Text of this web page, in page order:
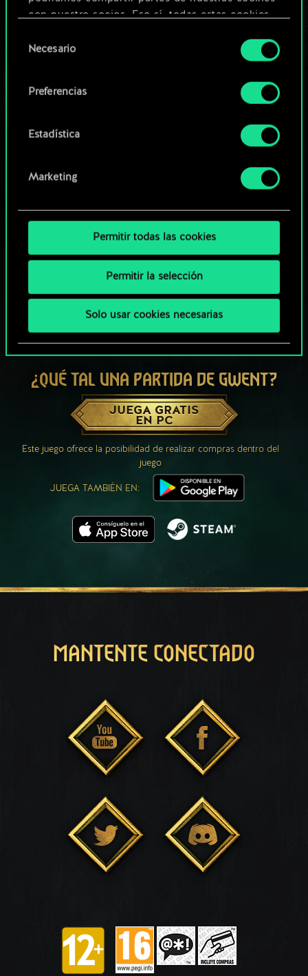
con nuestro socios. Eso sí, todas estas cookies
Encontrarás todos los detalles sobre nuestro uso
preferencias al respecto en el menú «Ajustes» de
deNecesario
Preferencias
Estadística
Marketing
Permitir todas las cookies
Permitir la selección
Solo usar cookies necesarias
Editar baraja
Explorar las barajas de la
¿QUÉ TAL UNA PARTIDA DE GWENT?
JUEGA GRATIS
EN PC
Este juego ofrece la posibilidad de realizar compras dentro del
juego
JUEGA TAMBIÉN EN:
MANTENTE CONECTADO